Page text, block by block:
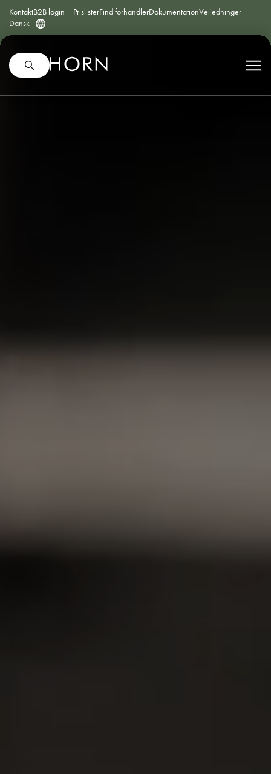
KontaktB2B login – PrislisterFind forhandlerDokumentationVejledninger
Dansk